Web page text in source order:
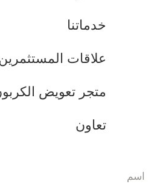
خدماتنا
علاقات المستثمرين
متجر تعويض الكربون
تعاون
اسم